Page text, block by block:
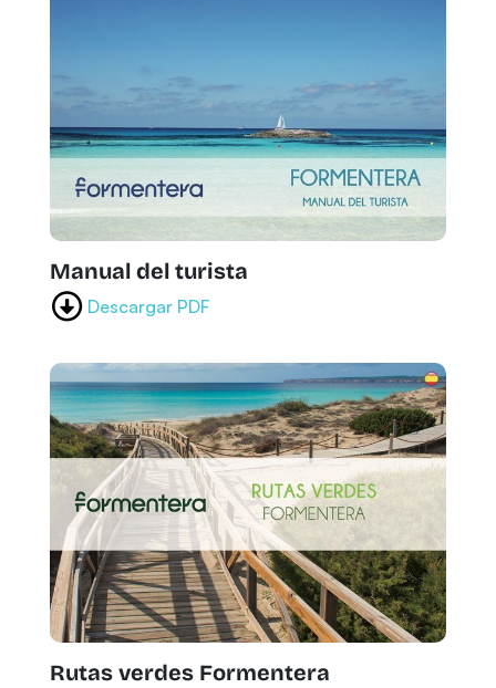
Manual del turista
Descargar PDF
Rutas verdes Formentera